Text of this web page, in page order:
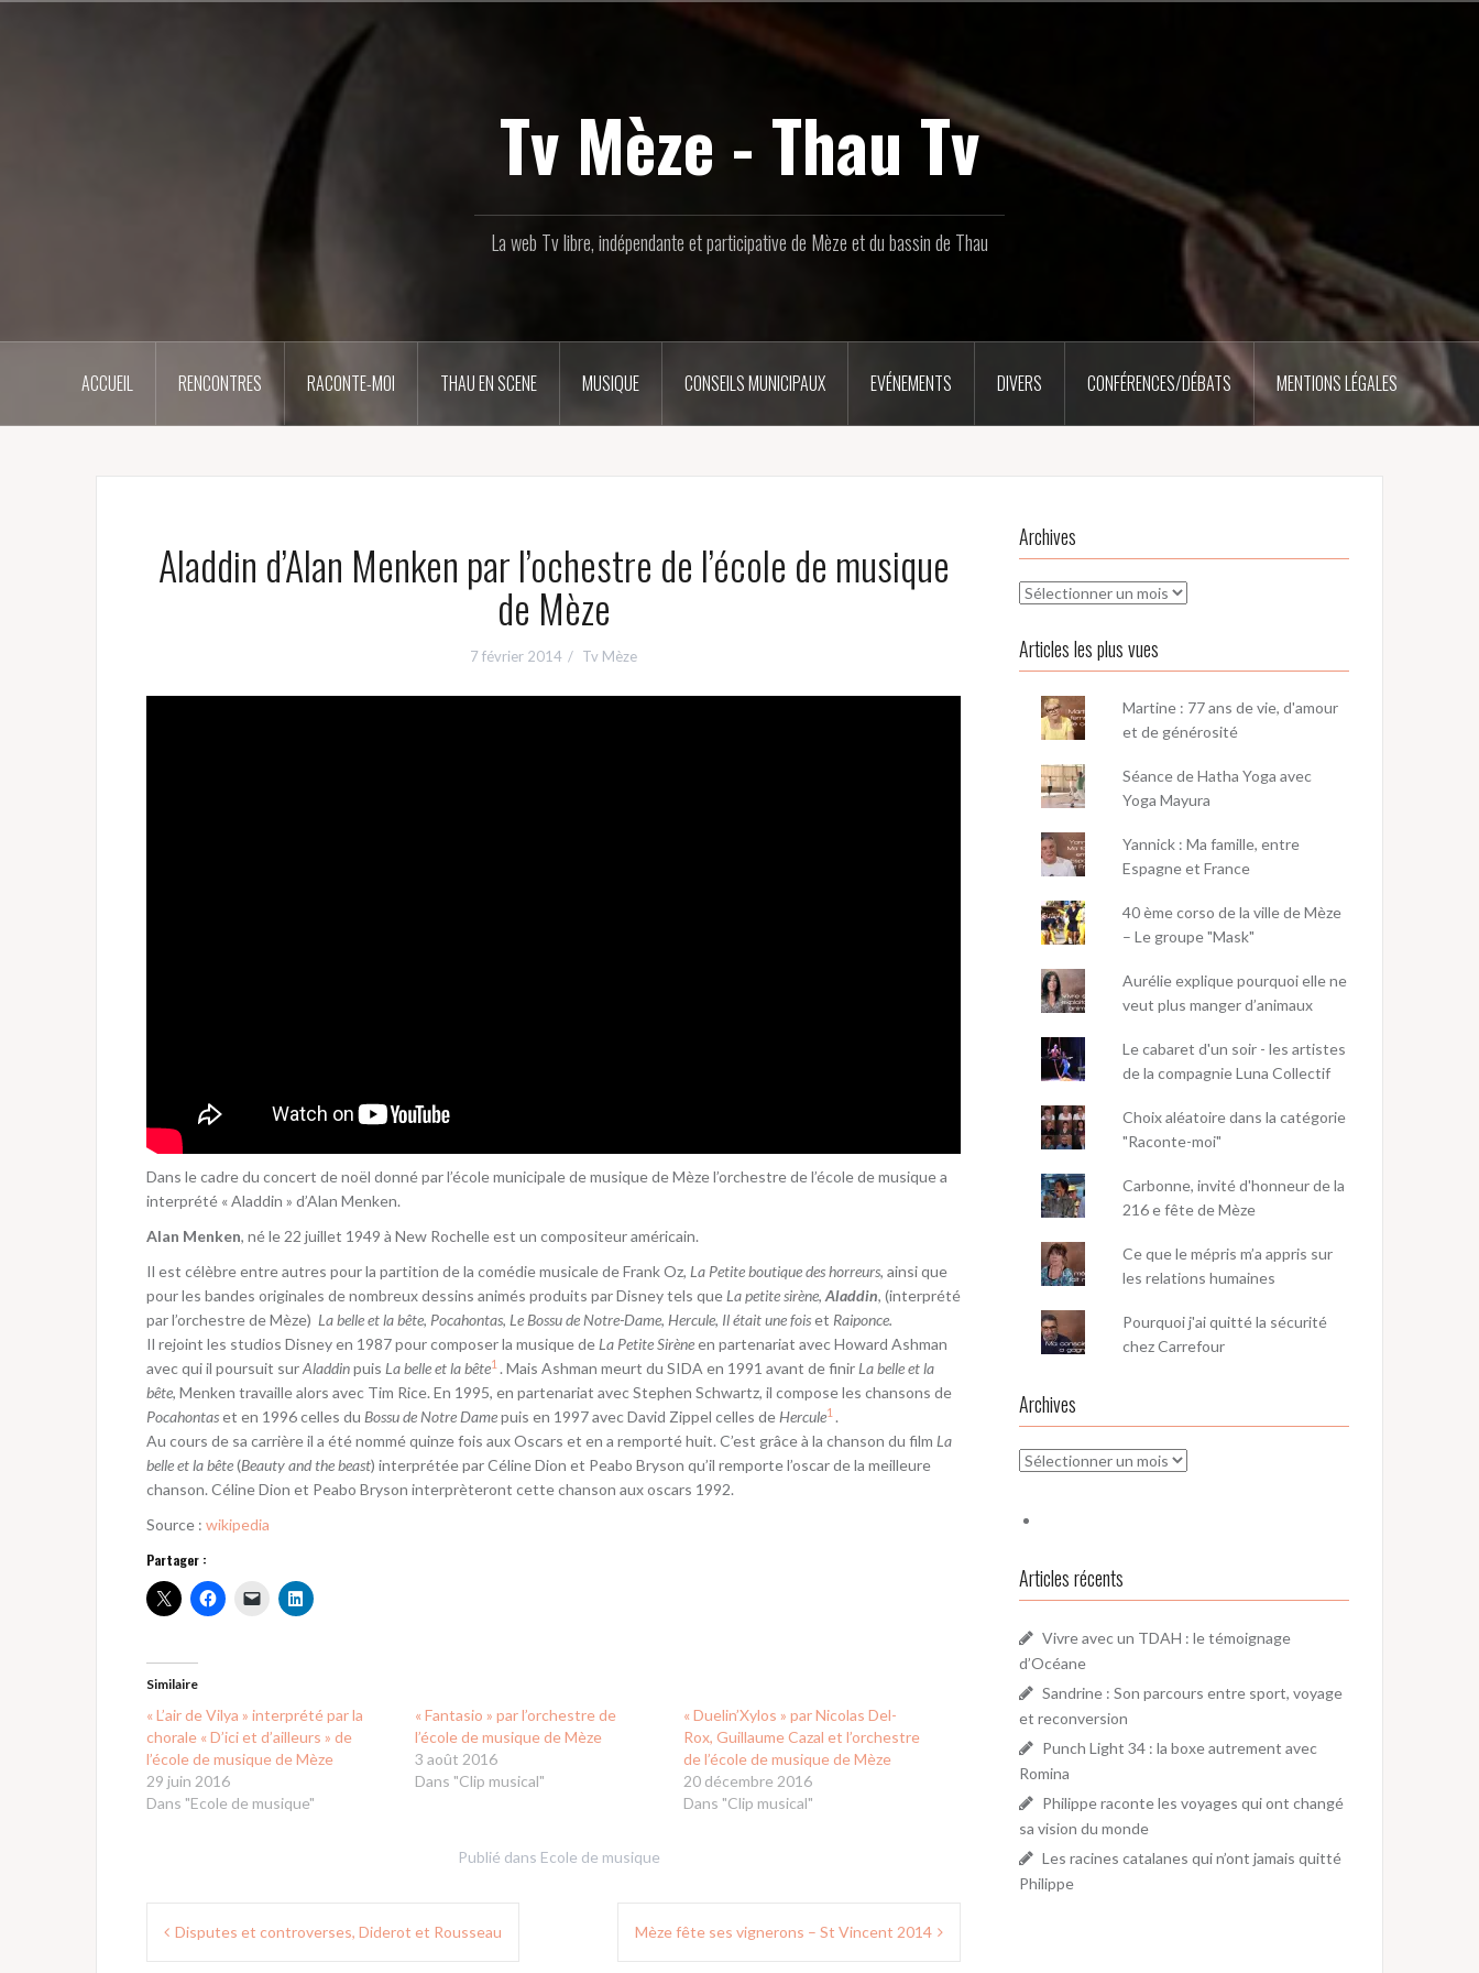
Tv Mèze - Thau Tv
La web Tv libre, indépendante et participative de Mèze et du bassin de Thau
ACCUEIL RENCONTRES RACONTE-MOI THAU EN SCENE MUSIQUE CONSEILS MUNICIPAUX EVÉNEMENTS DIVERS CONFÉRENCES/DÉBATS MENTIONS LÉGALES
Aladdin d’Alan Menken par l’ochestre de l’école de musique
de Mèze
7 février 2014 Tv Mèze
Dans le cadre du concert de noël donné par l’école municipale de musique de Mèze l’orchestre de l’école de musique a
interprété « Aladdin » d’Alan Menken.
Alan Menken, né le 22 juillet 1949 à New Rochelleest un compositeur américain.
Il est célèbre entre autres pour la partition de la comédie musicale de Frank Oz, La Petite boutique des horreurs, ainsi que
pour les bandes originales de nombreux dessins animés produits par Disney tels que La petite sirène, Aladdin, (interprété
par l’orchestre de Mèze) La belle et la bête, Pocahontas, Le Bossu de Notre-Dame, Hercule, Il était une foiset Raiponce.
Il rejoint les studios Disney en 1987 pour composer la musique de La Petite Sirèneen partenariat avec Howard Ashman
avec qui il poursuit surAladdinpuis La belle et la bête1 . Mais Ashman meurt du SIDA en 1991 avant de finir La belle et la
bête, Menken travaille alors avec Tim Rice. En 1995, en partenariat avecStephen Schwartz, il compose les chansons de
Pocahontaset en 1996 celles du Bossu de Notre Damepuis en 1997 avecDavid Zippel celles de Hercule1 .
Au cours de sa carrière il a été nommé quinze fois auxOscars et en a remporté huit. C’est grâce à la chanson du film La
belle et la bête(Beauty and the beast) interprétée par Céline Dion et Peabo Bryson qu’il remporte l’oscar de la meilleure
chanson. Céline Dion et Peabo Bryson interprèteront cette chanson aux oscars 1992.
Source : wikipedia
Partager :
Similaire
« L’air de Vilya » interprété par la
chorale « D’ici et d’ailleurs » de
l’école de musique de Mèze
29 juin 2016
Dans "Ecole de musique"
« Fantasio » par l’orchestre de
l’école de musique de Mèze
3 août 2016
Dans "Clip musical"
« Duelin’Xylos » par Nicolas Del-
Rox, Guillaume Cazal et l’orchestre
de l’école de musique de Mèze
20 décembre 2016
Dans "Clip musical"
Publié dans Ecole de musique
Navigation
Disputes et controverses, Diderot et Rousseau Mèze fête ses vignerons – St Vincent 2014
Archives
Archives
Articles les plus vues
Martine : 77 ans de vie, d'amour
et de générosité
Séance de Hatha Yoga avec
Yoga Mayura
Yannick : Ma famille, entre
Espagne et France
40 ème corso de la ville de Mèze
– Le groupe "Mask"
Aurélie explique pourquoi elle ne
veut plus manger d’animaux
Le cabaret d'un soir - les artistes
de la compagnie Luna Collectif
Choix aléatoire dans la catégorie
"Raconte-moi"
Carbonne, invité d'honneur de la
216 e fête de Mèze
Ce que le mépris m’a appris sur
les relations humaines
Pourquoi j'ai quitté la sécurité
chez Carrefour
Archives
Archives
Articles récents
Vivre avec un TDAH : le témoignage
d’Océane
Sandrine : Son parcours entre sport, voyage
et reconversion
Punch Light 34 : la boxe autrement avec
Romina
Philippe raconte les voyages qui ont changé
sa vision du monde
Les racines catalanes qui n’ont jamais quitté
Philippe